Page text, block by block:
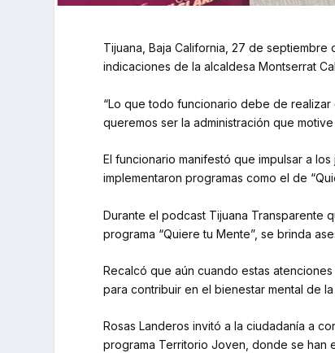
Tijuana, Baja California, 27 de
indicaciones de la alcaldesa Montserrat
“Lo que todo funcionario debe de
queremos ser la administración que
El funcionario manifestó que impulsar a
implementaron programas como el de
Durante el podcast Tijuana Transparente
programa “Quiere tu Mente”, se brinda
Recalcó que aún cuando estas
para contribuir en el bienestar mental de
Rosas Landeros invitó a la ciudadanía a
programa Territorio Joven, donde se han